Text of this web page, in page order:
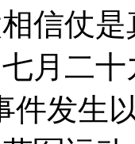
信仗
月二
件发生